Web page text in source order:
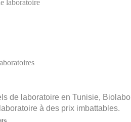
laboratoire
de laboratoire en Tunisie, Biolabo
à des prix imbattables.